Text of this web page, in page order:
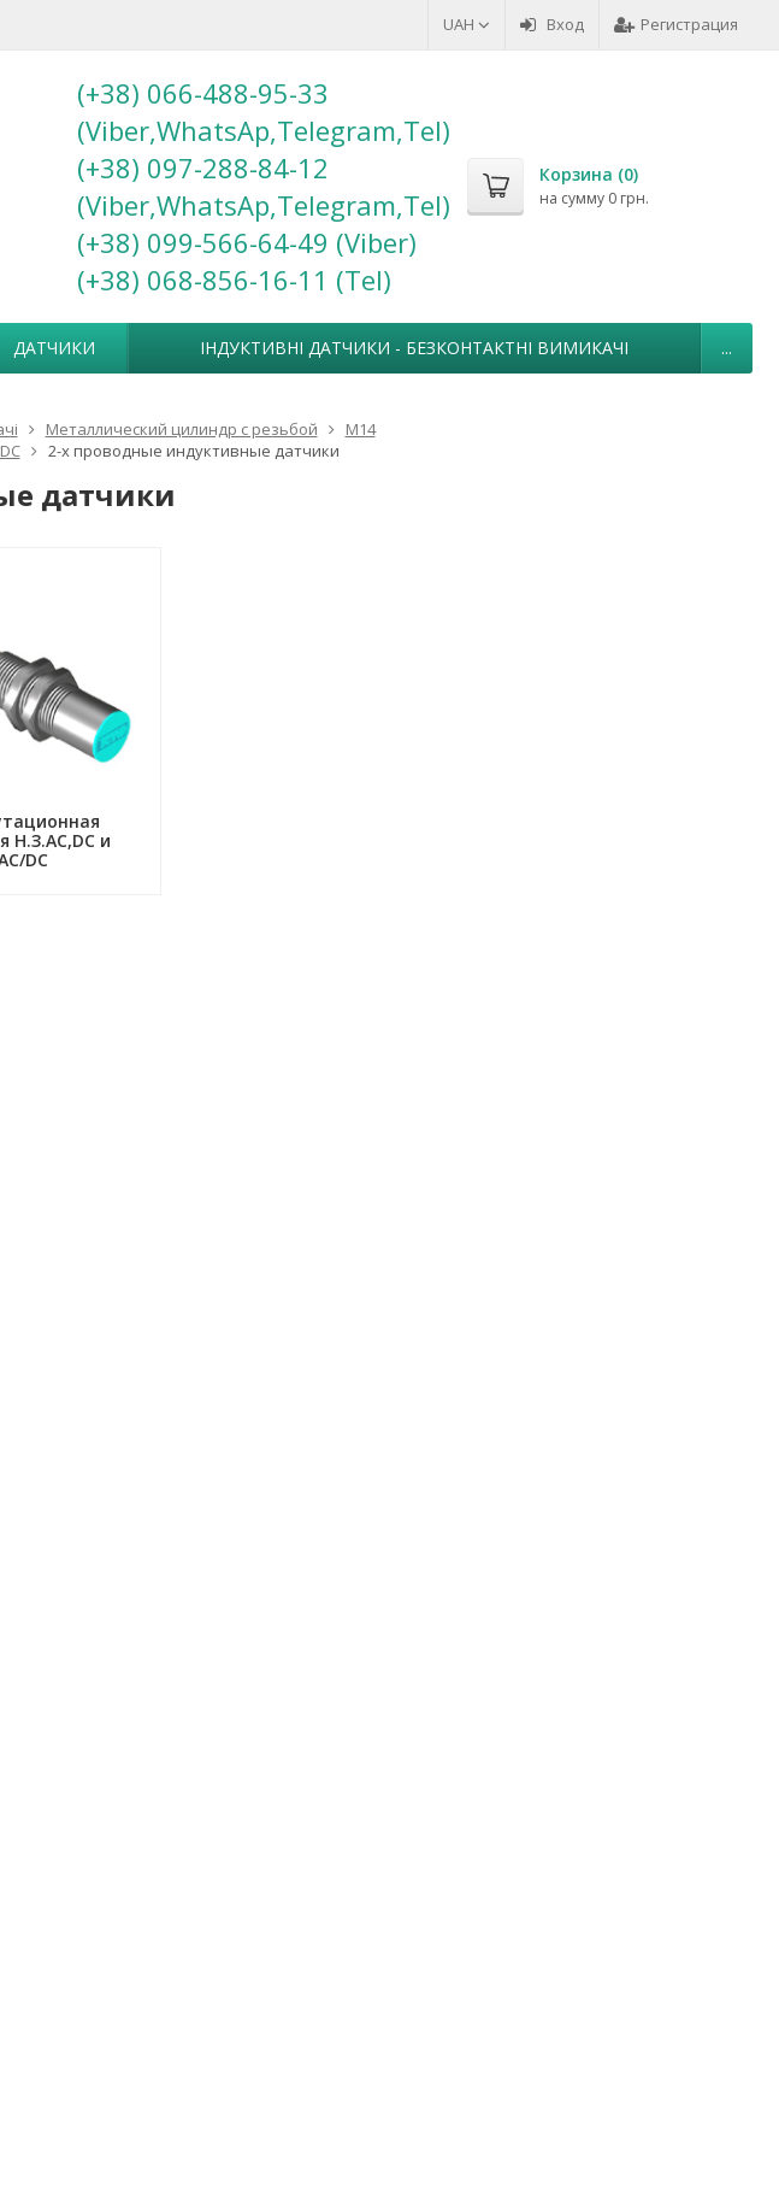
UAH Вход Регистрация
(+38) 066-488-95-33
(Viber,WhatsAp,Telegram,Tel)
(+38) 097-288-84-12
(Viber,WhatsAp,Telegram,Tel)
(+38) 099-566-64-49 (Viber)
(+38) 068-856-16-11 (Теl)
Корзина (0)
на сумму 0 грн.
ДАТЧИКИ ІНДУКТИВНІ ДАТЧИКИ - БЕЗКОНТАКТНІ ВИМИКАЧІ ...
Металлический цилиндр с резьбой
М14
2-х проводные индуктивные датчики
датчики
Н.З.АC,DC и
DC